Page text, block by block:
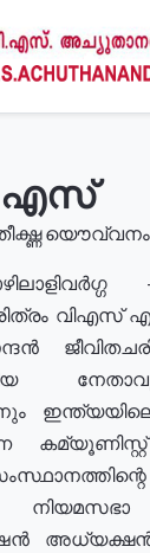
യൌവ്വനം
വിഎസ്
ഇന്ത്യയിലെ